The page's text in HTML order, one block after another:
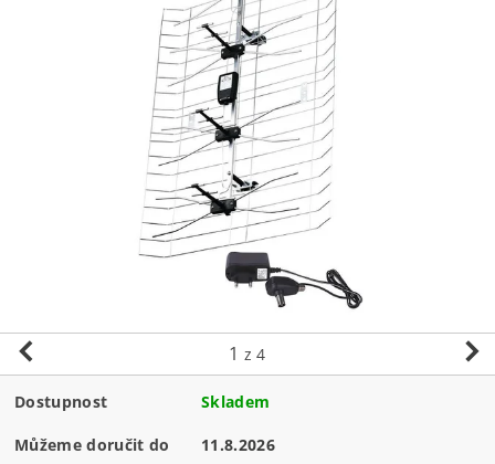
1 z 4
Dostupnost Skladem
Můžeme doručit do 11.8.2026